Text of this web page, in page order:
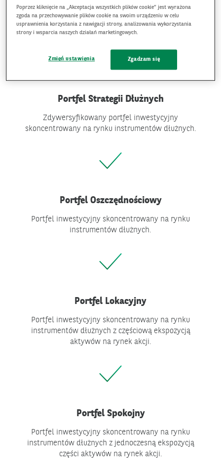
RODZAJE PORTFELI INWESTYCYJNYCH BNP
PARIBAS TFI S.A.
Portfel Strategii Dłużnych
Zdywersyfikowany portfel inwestycyjny
skoncentrowany na rynku instrumentów dłużnych.
Portfel Oszczędnościowy
Portfel inwestycyjny skoncentrowany na rynku
instrumentów dłużnych.
Portfel Lokacyjny
Portfel inwestycyjny skoncentrowany na rynku
instrumentów dłużnych z częściową ekspozycją
aktywów na rynek akcji.
Portfel Spokojny
Portfel inwestycyjny skoncentrowany na rynku
instrumentów dłużnych z jednoczesną ekspozycją
części aktywów na rynek akcji.
Poprzez kliknięcie na „Akceptacja wszystkich plików cookie” jest wyrażona
zgoda na przechowywanie plików cookie na swoim urządzeniu w celu
usprawnienia korzystania z nawigacji strony, analizowania wykorzystania
strony i wsparcia naszych działań marketingowych.
Zmień ustawienia Zgadzam się